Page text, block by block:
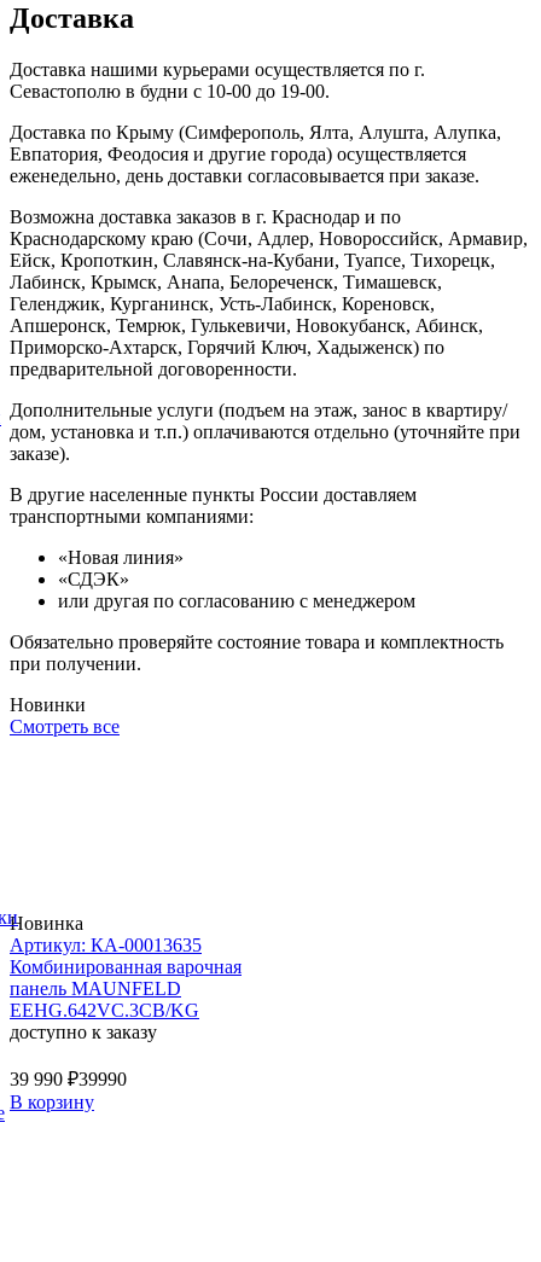
Доставка
Доставка нашими курьерами осуществляется по г.
Севастополю в будни с 10-00 до 19-00.
Доставка по Крыму (Симферополь, Ялта, Алушта, Алупка,
Евпатория, Феодосия и другие города) осуществляется
еженедельно, день доставки согласовывается при заказе.
Возможна доставка заказов в г. Краснодар и по
Краснодарскому краю (Сочи, Адлер, Новороссийск, Армавир,
Ейск, Кропоткин, Славянск-на-Кубани, Туапсе, Тихорецк,
Лабинск, Крымск, Анапа, Белореченск, Тимашевск,
Геленджик, Курганинск, Усть-Лабинск, Кореновск,
Апшеронск, Темрюк, Гулькевичи, Новокубанск, Абинск,
Приморско-Ахтарск, Горячий Ключ, Хадыженск) по
предварительной договоренности.
Дополнительные услуги (подъем на этаж, занос в квартиру/
дом, установка и т.п.) оплачиваются отдельно (уточняйте при
заказе).
В другие населенные пункты России доставляем
транспортными компаниями:
«Новая линия»
«СДЭК»
или другая по согласованию с менеджером
Обязательно проверяйте состояние товара и комплектность
при получении.
Новинки
Смотреть все
Новинка
Артикул: КА-00013635
Комбинированная варочная
панель MAUNFELD
EEHG.642VC.3CB/KG
доступно к заказу
39 990 ₽39990
В корзину